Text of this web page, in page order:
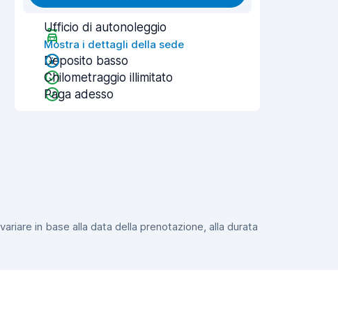
Ufficio di autonoleggio
Mostra i dettagli della sede
Deposito basso
Chilometraggio illimitato
Paga adesso
in base alla data della prenotazione, alla durata